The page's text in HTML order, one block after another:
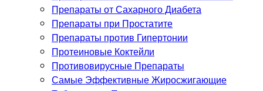
Препараты от Сахарного Диабета
Препараты при Простатите
Препараты против Гипертонии
Протеиновые Коктейли
Противовирусные Препараты
Самые Эффективные Жиросжигающие